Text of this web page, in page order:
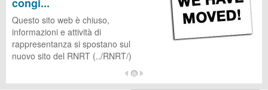
Questo sito web è chiuso,
informazioni e attività di
rappresentanza si spostano sul
nuovo sito del RNRT (../RNRT/)
CUG